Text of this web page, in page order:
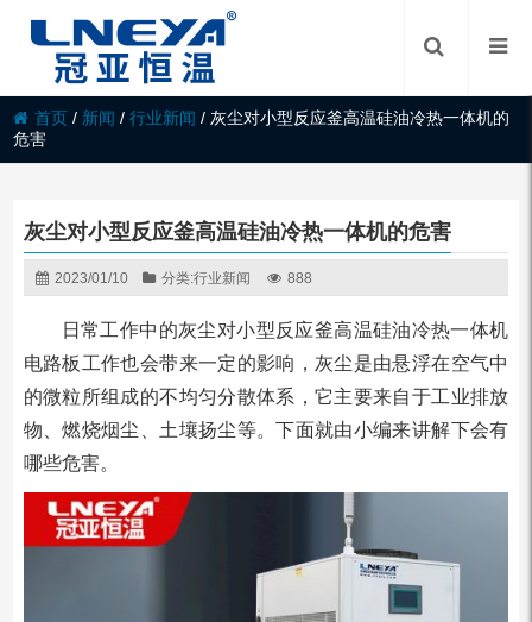
首页 / 新闻 /行业新闻 / 灰尘对小型反应釜高温硅油冷热一体机的
危害
灰尘对小型反应釜高温硅油冷热一体机的危害
2023/01/10 分类:行业新闻 888
日常工作中的灰尘对小型反应釜高温硅油冷热一体机
电路板工作也会带来一定的影响，灰尘是由悬浮在空气中
的微粒所组成的不均匀分散体系，它主要来自于工业排放
物、燃烧烟尘、土壤扬尘等。下面就由小编来讲解下会有
哪些危害。